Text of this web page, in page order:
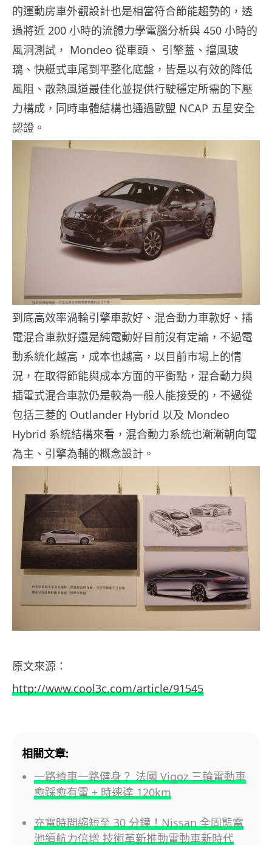
的運動房車外觀設計也是相當符合節能趨勢的，透
過將近 200 小時的流體力學電腦分析與 450 小時的
風洞測試， Mondeo 從車頭、 引擎蓋、擋風玻
璃、快艇式車尾到平整化底盤，皆是以有效的降低
風阻、散熱風道最佳化並提供行駛穩定所需的下壓
力構成，同時車體結構也通過歐盟 NCAP 五星安全
認證。
到底高效率渦輪引擎車款好、混合動力車款好、插
電混合車款好還是純電動好目前沒有定論，不過電
動系統化越高，成本也越高，以目前市場上的情
況，在取得節能與成本方面的平衡點，混合動力與
插電式混合車款仍是較為一般人能接受的，不過從
包括三菱的 Outlander Hybrid 以及 Mondeo
Hybrid 系統結構來看，混合動力系統也漸漸朝向電
為主、引擎為輔的概念設計。
原文來源：
http://www.cool3c.com/article/91545
相關文章:
一路揸車一路健身？ 法國 Vigoz 三輪電動車
愈踩愈有電 + 時速達 120km
充電時間縮短至 30 分鐘！Nissan 全固態電
池續航力倍增 技術革新推動電動車新時代